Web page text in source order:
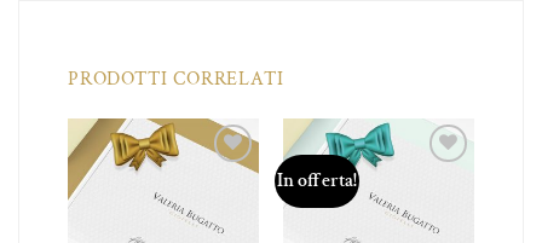
PRODOTTI CORRELATI
desideri
In offerta!
desideri